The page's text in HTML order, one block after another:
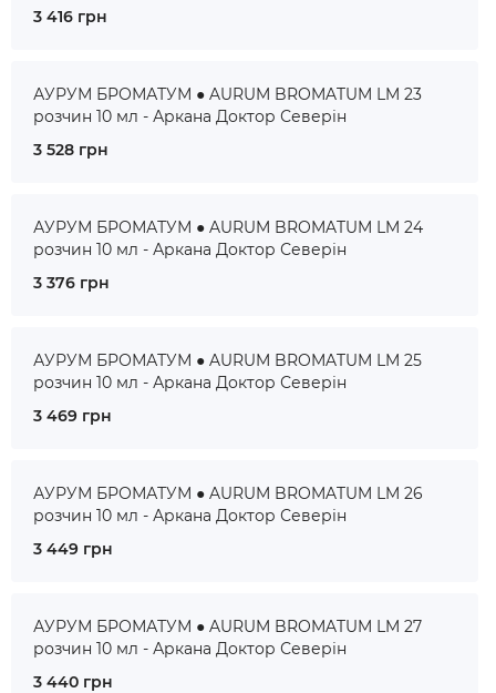
3 416 грн
АУРУМ БРОМАТУМ ● AURUM BROMATUM LM 23
розчин 10 мл - Аркана Доктор Северін
3 528 грн
АУРУМ БРОМАТУМ ● AURUM BROMATUM LM 24
розчин 10 мл - Аркана Доктор Северін
3 376 грн
АУРУМ БРОМАТУМ ● AURUM BROMATUM LM 25
розчин 10 мл - Аркана Доктор Северін
3 469 грн
АУРУМ БРОМАТУМ ● AURUM BROMATUM LM 26
розчин 10 мл - Аркана Доктор Северін
3 449 грн
АУРУМ БРОМАТУМ ● AURUM BROMATUM LM 27
розчин 10 мл - Аркана Доктор Северін
3 440 грн